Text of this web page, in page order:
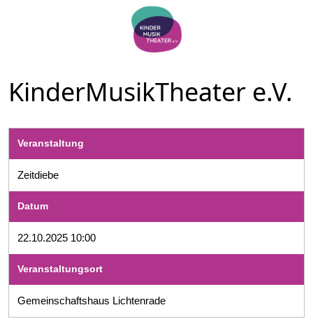
KinderMusikTheater e.V.
Veranstaltung
Zeitdiebe
Datum
22.10.2025 10:00
Veranstaltungsort
Gemeinschaftshaus Lichtenrade